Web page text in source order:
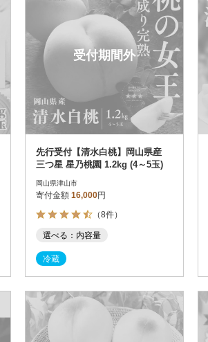
受付期間外
先行受付【清水白桃】岡山県産
三つ星 星乃桃園 1.2kg (4～5玉)
岡山県津山市
寄付金額 16,000円
（8件）
選べる：内容量
冷蔵